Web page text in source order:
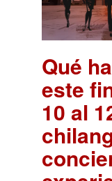
Qué
este
10 al